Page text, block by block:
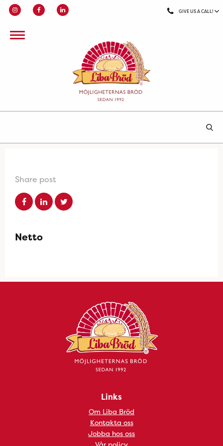
GIVE US A CALL!
Share post
Netto
Links
Om Liba Bröd
Kontakta oss
Jobba hos oss